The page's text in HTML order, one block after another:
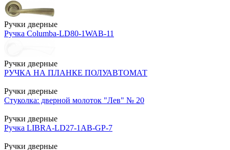
Ручки дверные
Ручка Columba-LD80-1WAB-11
Ручки дверные
РУЧКА НА ПЛАНКЕ ПОЛУАВТОМАТ
Ручки дверные
Стуколка: дверной молоток "Лев" № 20
Ручки дверные
Ручка LIBRA-LD27-1AB-GP-7
Ручки дверные